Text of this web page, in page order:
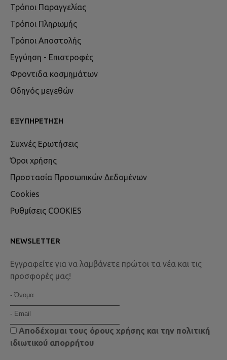
Τρόποι Παραγγελίας
Τρόποι Πληρωμής
Τρόποι Αποστολής
Εγγύηση - Επιστροφές
Φροντιδα κοσμημάτων
Οδηγός μεγεθών
ΕΞΥΠΗΡΈΤΗΣΗ
Συχνές Ερωτήσεις
Όροι χρήσης
Προστασία Προσωπικών Δεδομένων
Cookies
Ρυθμίσεις COOKIES
NEWSLETTER
Εγγραφείτε για να λαμβάνετε πρώτοι τα νέα και τις
προσφορές μας!
Αποδέχομαι τους όρους χρήσης και την πολιτική
ιδιωτικού απορρήτου